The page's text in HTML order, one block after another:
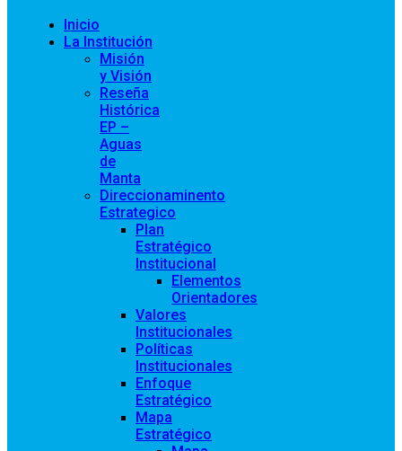
Inicio
La Institución
Misión
y Visión
Reseña
Histórica
EP –
Aguas
de
Manta
Direccionaminento
Estrategico
Plan
Estratégico
Institucional
Elementos
Orientadores
Valores
Institucionales
Políticas
Institucionales
Enfoque
Estratégico
Mapa
Estratégico